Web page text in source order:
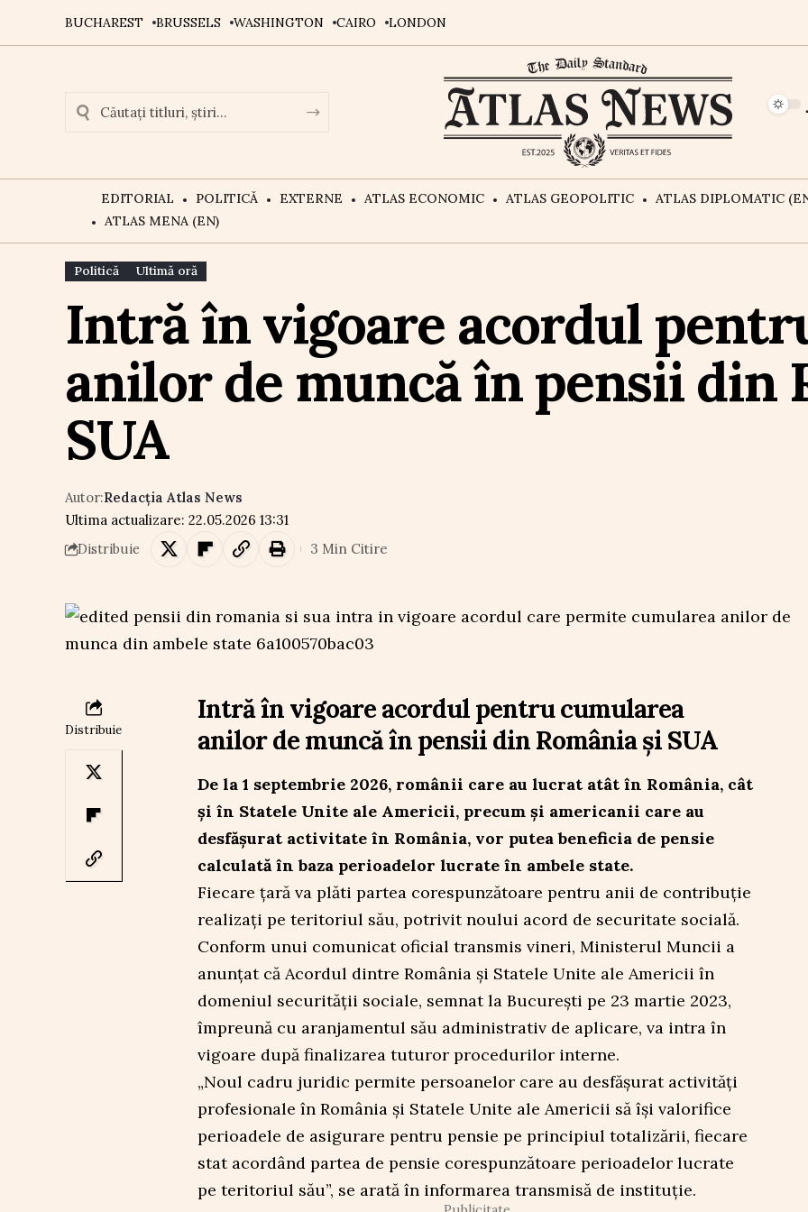
BUCHAREST BRUSSELS WASHINGTON CAIRO LONDON
EDITORIAL POLITICĂ EXTERNE ATLAS ECONOMIC ATLAS GEOPOLITIC
ATLAS DIPLOMATIC
ATLAS MENA (EN)
Politică Ultimă oră
Intră în vigoare acordul
anilor de muncă în pensii din
SUA
Ultima actualizare: 22.05.2026 13:31
Autor:Redacția Atlas News
Distribuie 3 Min Citire
Distribuie
Intră în vigoare acordul pentru cumularea
anilor de muncă în pensii din România și SUA
De la 1 septembrie 2026, românii care au lucrat atât în România, cât
și în Statele Unite ale Americii, precum și americanii care au
desfășurat activitate în România, vor putea beneficia de pensie
calculată în baza perioadelor lucrate în ambele state.
Fiecare țară va plăti partea corespunzătoare pentru anii de contribuție
realizați pe teritoriul său, potrivit noului acord de securitate socială.
Conform unui comunicat oficial transmis vineri, Ministerul Muncii a
anunțat că Acordul dintre România și Statele Unite ale Americii în
domeniul securității sociale, semnat la București pe 23 martie 2023,
împreună cu aranjamentul său administrativ de aplicare, va intra în
vigoare după finalizarea tuturor procedurilor interne.
„Noul cadru juridic permite persoanelor care au desfăşurat activităţi
profesionale în România şi Statele Unite ale Americii să îşi valorifice
perioadele de asigurare pentru pensie pe principiul totalizării, fiecare
stat acordând partea de pensie corespunzătoare perioadelor lucrate
pe teritoriul său”, se arată în informarea transmisă de instituție.